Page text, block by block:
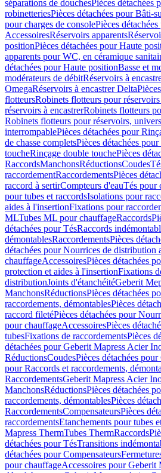
séparations de douchesPièces détachées
robinetteriesPièces détachées pour Bâti-
pour charges de consolePièces
AccessoiresRéservoirs apparents
positionPièces détachées pour Haute
apparents pour WC, en céramique
détachées pour Haute positionBasse et
modérateurs de débitRéservoirs à
OmegaRéservoirs à encastrer Delta
flotteursRobinets flotteurs pour réservoirs
réservoirs à encastrerRobinets flotteurs
Robinets flotteurs pour réservoirs,
interrompablePièces détachées pour
de chasse completsPièces détachées
toucheRinçage double touchePièces
RaccordsManchonsRéductionsCoudes
raccordementRaccordementsPièces
raccord à sertirCompteurs d'eauTés pour
pour tubes et raccordsIsolations pour
aides à l'insertionFixations pour
MLTubes ML pour chauffageRaccords
détachées pour TésRaccords
démontablesRaccordementsPièces
détachées pour Nourrices de distribution
chauffageAccessoiresPièces détachées
protection et aides à l'insertionFixations
distributionJoints d'étanchéitéGeberit
ManchonsRéductionsPièces détachées
raccordements, démontablesPièces
raccord filetéPièces détachées pour
pour chauffageAccessoiresPièces
tubesFixations de raccordementsPièces
détachées pour Geberit Mapress Acier
RéductionsCoudesPièces détachées pour
pour Raccords et raccordements,
RaccordementsGeberit Mapress Acier
ManchonsRéductionsPièces détachées
raccordements, démontablesPièces
RaccordementsCompensateursPièces
raccordementsEtanchements pour tubes
Mapress ThermTubes ThermRaccords
détachées pour TésTransitions
détachées pour Compensateurs
pour chauffageAccessoires pour Geberit